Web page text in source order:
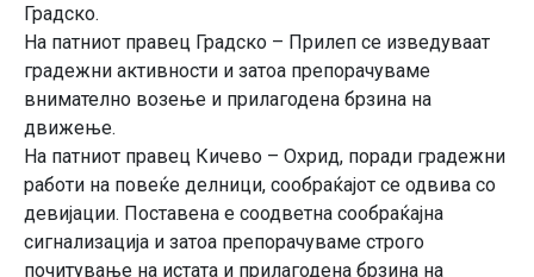
Градско.
На патниот правец Градско – Прилеп се изведуваат
градежни активности и затоа препорачуваме
внимателно возење и прилагодена брзина на
движење.
На патниот правец Кичево – Охрид, поради градежни
работи на повеќе делници, сообраќајот се одвива со
девијации. Поставена е соодветна сообраќајна
сигнализација и затоа препорачуваме строго
почитување на истата и прилагодена брзина на